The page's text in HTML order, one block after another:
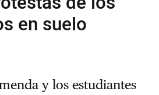
en suelo
y los estudiantes